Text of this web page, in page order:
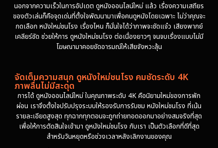
นอกจากความเร็วในการอัปเดต ดูหนังออนไลน์ใหม่ แล้ว เรื่องความเสถียร
ของตัวเล่นก็คือจุดเด่นที่ตั้งใจพัฒนามาเพื่อคนดูหนังโดยเฉพาะ ไม่ว่าคุณจะ
กดเลือก หนังใหม่ชนโรง เรื่องไหน ก็มั่นใจได้ว่าภาพจะชัดแจ๋ว เสียงพากย์
เคลียร์ชัด ช่วยให้การ ดูหนังใหม่ชนโรง ต่อเนื่องยาวๆ จนจบเรื่องแบบไม่มี
โฆษณามาคอยขัดอารมณ์ให้เสียจังหวะลุ้น
จัดเต็มความสนุก ดูหนังใหม่ชนโรง คมชัดระดับ 4K
ภาพลื่นไม่มีสะดุด
การได้ ดูหนังออนไลน์ใหม่ ในคุณภาพระดับ 4K คือนิยามใหม่ของการพัก
ผ่อน เราจึงตั้งใจปรับปรุงระบบให้รองรับการรับชม หนังใหม่ชนโรง ที่เน้น
รายละเอียดสูงสุด ทุกฉากทุกตอนจะถูกถ่ายทอดออกมาอย่างสมจริงที่สุด
เพื่อให้การตัดสินใจเข้ามา ดูหนังใหม่ชนโรง กับเรา เป็นตัวเลือกที่ดีที่สุด
สำหรับวันหยุดหรือช่วงเวลาหลังเลิกงานของคุณ